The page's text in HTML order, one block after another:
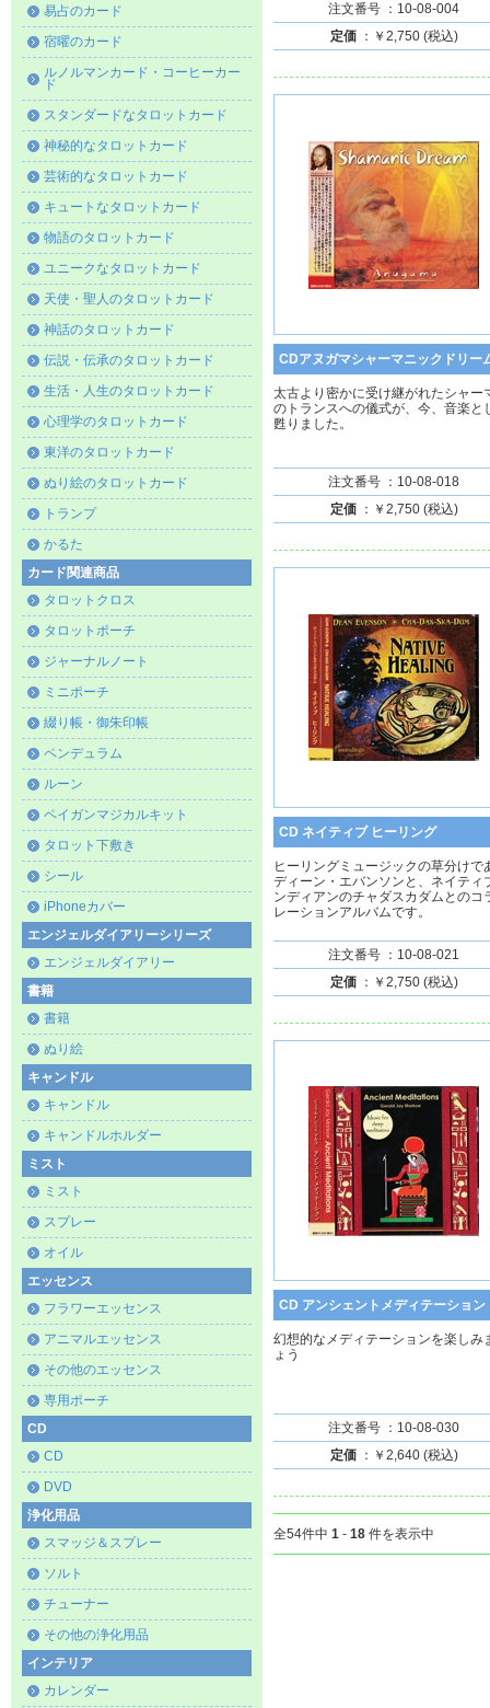
易占のカード
宿曜のカード
ルノルマンカード・コーヒーカー
ド
スタンダードなタロットカード
神秘的なタロットカード
芸術的なタロットカード
キュートなタロットカード
物語のタロットカード
ユニークなタロットカード
天使・聖人のタロットカード
神話のタロットカード
伝説・伝承のタロットカード
生活・人生のタロットカード
心理学のタロットカード
東洋のタロットカード
ぬり絵のタロットカード
トランプ
かるた
カード関連商品
タロットクロス
タロットポーチ
ジャーナルノート
ミニポーチ
綴り帳・御朱印帳
ペンデュラム
ルーン
ペイガンマジカルキット
タロット下敷き
シール
iPhoneカバー
エンジェルダイアリーシリーズ
エンジェルダイアリー
書籍
書籍
ぬり絵
キャンドル
キャンドル
キャンドルホルダー
ミスト
ミスト
スプレー
オイル
エッセンス
フラワーエッセンス
アニマルエッセンス
その他のエッセンス
専用ポーチ
CD
CD
DVD
浄化用品
スマッジ＆スプレー
ソルト
チューナー
その他の浄化用品
インテリア
カレンダー
注文番号 ：10-08-004
定価：￥2,750 (税込)
CDアヌガマシャーマニックドリー
太古より密かに受け継がれたシャー
のトランスへの儀式が、今、音楽と
甦りました。
注文番号 ：10-08-018
定価：￥2,750 (税込)
CD ネイティブ ヒーリング
ヒーリングミュージックの草分けで
ディーン・エバンソンと、ネイティ
ンディアンのチャダスカダムとのコ
レーションアルバムです。
注文番号 ：10-08-021
定価：￥2,750 (税込)
CD アンシェントメディテーション
幻想的なメディテーションを楽しみ
ょう
注文番号 ：10-08-030
定価：￥2,640 (税込)
全54件中 1 - 18 件を表示中